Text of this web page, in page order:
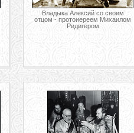
Владыка Алексий со своим
отцом - протоиереем Михаилом
Ридигером